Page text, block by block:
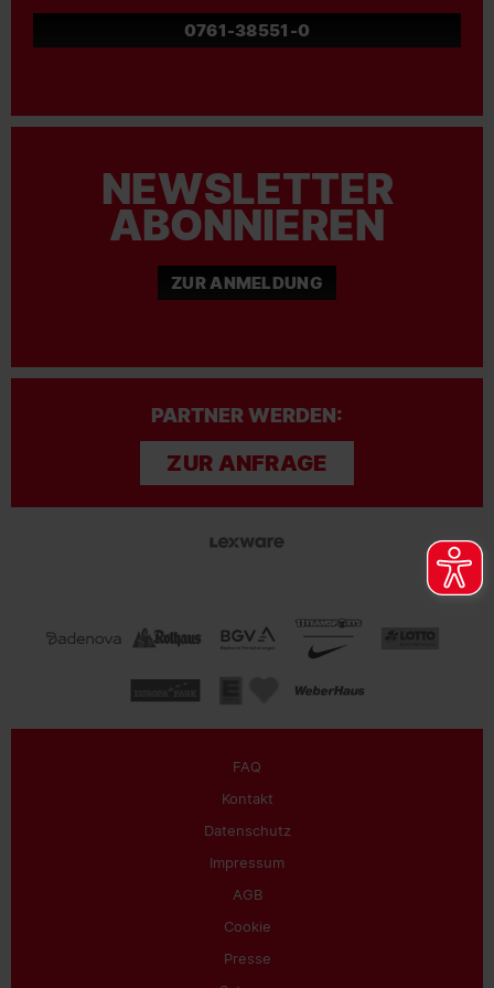
0761-38551-0
NEWSLETTER
ABONNIEREN
ZUR ANMELDUNG
PARTNER WERDEN:
ZUR ANFRAGE
FAQ
Kontakt
Datenschutz
Impressum
AGB
Cookie
Presse